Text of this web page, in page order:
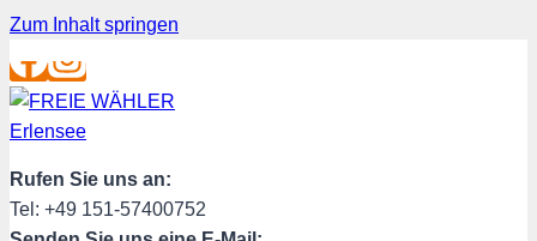
Zum Inhalt springen
Rufen Sie uns an:
Tel: +49 151-57400752